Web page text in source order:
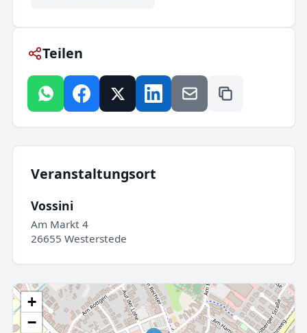
Teilen
Veranstaltungsort
Vossini
Am Markt 4
26655 Westerstede
+
−